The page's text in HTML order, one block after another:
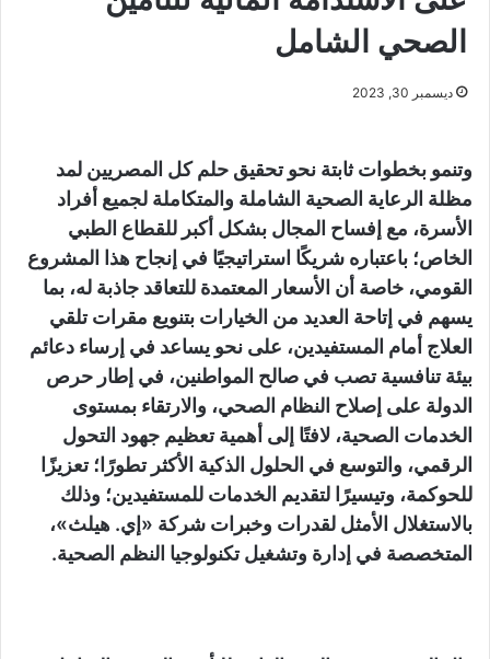
الصحي الشامل
ديسمبر 30, 2023
وتنمو بخطوات ثابتة نحو تحقيق حلم كل المصريين لمد
مظلة الرعاية الصحية الشاملة والمتكاملة لجميع أفراد
الأسرة، مع إفساح المجال بشكل أكبر للقطاع الطبي
الخاص؛ باعتباره شريكًا استراتيجيًا في إنجاح هذا المشروع
القومي، خاصة أن الأسعار المعتمدة للتعاقد جاذبة له، بما
يسهم في إتاحة العديد من الخيارات بتنويع مقرات تلقي
العلاج أمام المستفيدين، على نحو يساعد في إرساء دعائم
بيئة تنافسية تصب في صالح المواطنين، في إطار حرص
الدولة على إصلاح النظام الصحي، والارتقاء بمستوى
الخدمات الصحية، لافتًا إلى أهمية تعظيم جهود التحول
الرقمي، والتوسع في الحلول الذكية الأكثر تطورًا؛ تعزيزًا
للحوكمة، وتيسيرًا لتقديم الخدمات للمستفيدين؛ وذلك
بالاستغلال الأمثل لقدرات وخبرات شركة «إي. هيلث»،
المتخصصة في إدارة وتشغيل تكنولوجيا النظم الصحية.